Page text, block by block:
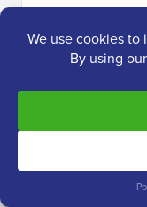
6 de nov de 2023
Acho que
dispositivos
Responder